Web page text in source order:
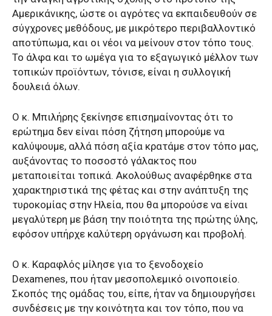
Αμερικάνικης, ώστε οι αγρότες να εκπαιδευθούν σε
σύγχρονες μεθόδους, με μικρότερο περιβαλλοντικό
αποτύπωμα, και οι νέοι να μείνουν στον τόπο τους.
Το άλφα και το ωμέγα για το εξαγωγικό μέλλον των
τοπικών προϊόντων, τόνισε, είναι η συλλογική
δουλειά όλων.
Ο κ. Μπιλήρης ξεκίνησε επισημαίνοντας ότι το
ερώτημα δεν είναι πόση ζήτηση μπορούμε να
καλύψουμε, αλλά πόση αξία κρατάμε στον τόπο μας,
αυξάνοντας το ποσοστό γάλακτος που
μεταποιείται τοπικά. Ακολούθως αναφέρθηκε στα
χαρακτηριστικά της φέτας και στην ανάπτυξη της
τυροκομίας στην Ηλεία, που θα μπορούσε να είναι
μεγαλύτερη με βάση την ποιότητα της πρώτης ύλης,
εφόσον υπήρχε καλύτερη οργάνωση και προβολή.
Ο κ. Καραφλός μίλησε για το ξενοδοχείο
Dexamenes, που ήταν μεσοπολεμικό οινοποιείο.
Σκοπός της ομάδας του, είπε, ήταν να δημιουργήσει
συνδέσεις με την κοινότητα και τον τόπο, που να